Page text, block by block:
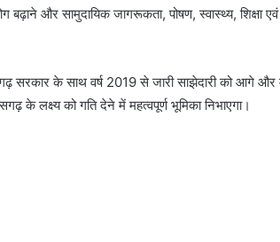
बढ़ाने और सामुदायिक जागरूकता, पोषण, स्वास्थ्य, शिक्षा
सरकार के साथ वर्ष 2019 से जारी साझेदारी को आगे
के लक्ष्य को गति देने में महत्वपूर्ण भूमिका निभाएगा।